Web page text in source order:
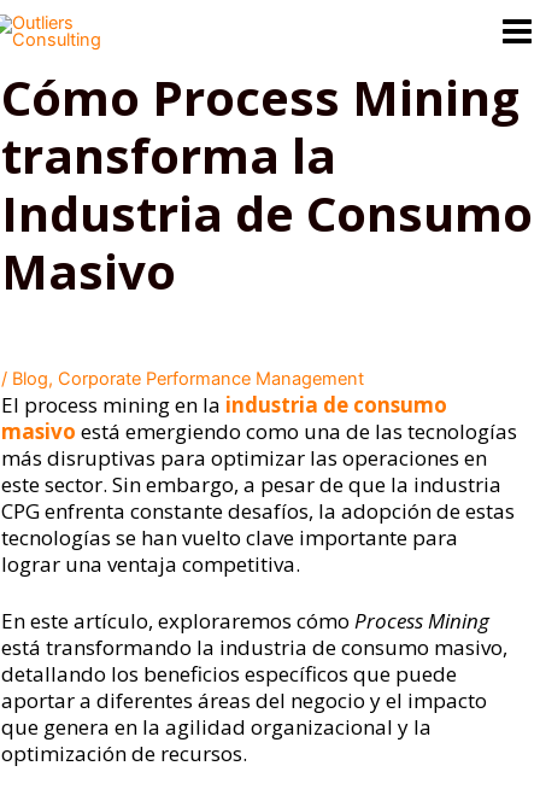
al
Cómo Process Mining
transforma la
Industria de Consumo
Masivo
/ Blog, Corporate Performance Management
El process mining en la industria de consumo
masivo está emergiendo como una de las tecnologías
más disruptivas para optimizar las operaciones en
este sector. Sin embargo, a pesar de que la industria
CPG enfrenta constante desafíos, la adopción de estas
tecnologías se han vuelto clave importante para
lograr una ventaja competitiva.
En este artículo, exploraremos cómo Process Mining
está transformando la industria de consumo masivo,
detallando los beneficios específicos que puede
aportar a diferentes áreas del negocio y el impacto
que genera en la agilidad organizacional y la
optimización de recursos.